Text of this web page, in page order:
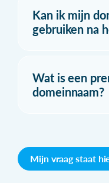
Kan ik mijn
gebruiken na
Wat is een
domeinnaam?
Mijn vraag staat